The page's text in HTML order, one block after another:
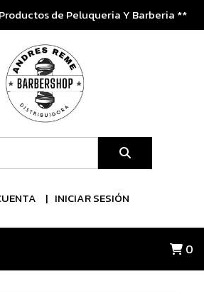
de Peluqueria Y Barberia **
INICIAR SESIÓN
0